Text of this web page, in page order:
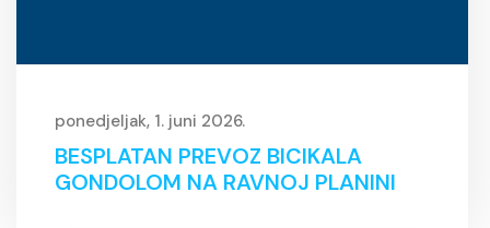
ponedjeljak, 1. juni 2026.
BESPLATAN PREVOZ BICIKALA
GONDOLOM NA RAVNOJ PLANINI